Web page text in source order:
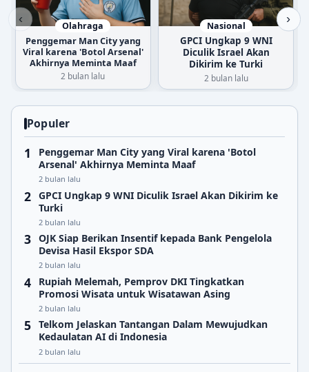
‹ Olahraga
Penggemar Man City yang
Viral karena 'Botol Arsenal'
Akhirnya Meminta Maaf
2 bulan lalu
Nasional
GPCI Ungkap 9 WNI
Diculik Israel Akan
Dikirim ke Turki
2 bulan lalu
›
Populer
Penggemar Man City yang Viral karena 'Botol
Arsenal' Akhirnya Meminta Maaf
2 bulan lalu
GPCI Ungkap 9 WNI Diculik Israel Akan Dikirim ke
Turki
2 bulan lalu
OJK Siap Berikan Insentif kepada Bank Pengelola
Devisa Hasil Ekspor SDA
2 bulan lalu
Rupiah Melemah, Pemprov DKI Tingkatkan
Promosi Wisata untuk Wisatawan Asing
2 bulan lalu
Telkom Jelaskan Tantangan Dalam Mewujudkan
Kedaulatan AI di Indonesia
2 bulan lalu